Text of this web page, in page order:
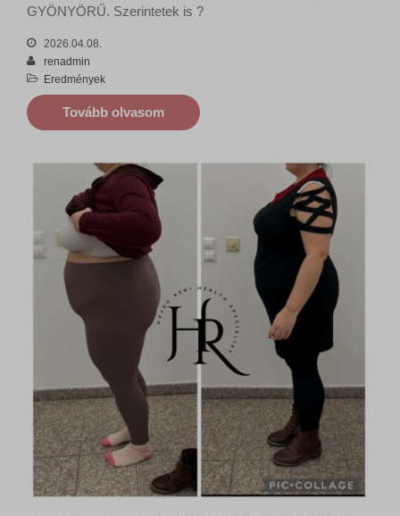
GYÖNYÖRŰ. Szerintetek is ?
2026.04.08.
renadmin
Eredmények
Tovább olvasom